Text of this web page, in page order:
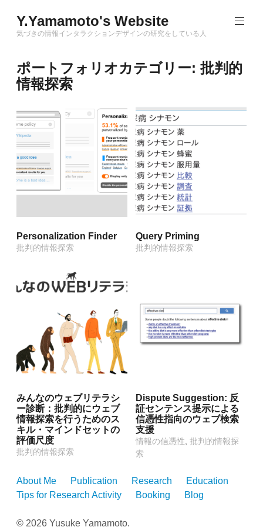
to
content
Y.Yamamoto's Website
気づきの情報インタラクションデザインの研究をしている人
ポートフォリオカテゴリー:批判的
情報探索
Personalization Finder
批判的情報探索
Query Priming
批判的情報探索
みんなのウェブリテラシ
ー診断：批判的にウェブ
情報探索を行うためのス
キル・マインドセットの
評価尺度
批判的情報探索
Dispute Suggestion: 反
証センテンス提示による
信憑性指向のウェブ検索
支援
情報の信憑性,批判的情報探
索
About Me Publication Research
Education
Tips for Research Activity
Booking Blog
© 2026 Yusuke Yamamoto.